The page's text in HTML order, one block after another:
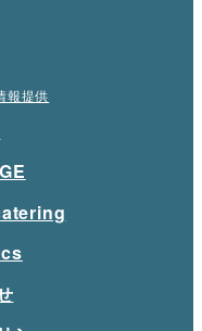
報提供